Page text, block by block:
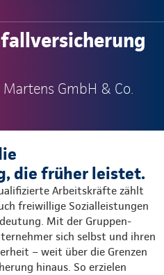
GmbH & Co.
die früher leistet.
Arbeitskräfte zählt
freiwillige Sozialleistungen
Mit der Gruppen-
sich selbst und ihren
– weit über die Grenzen
hinaus. So erzielen